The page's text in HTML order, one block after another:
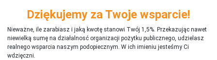
Dziękujemy za Twoje wsparcie!
Nieważne, ile zarabiasz i jaką kwotę stanowi Twój 1,5%. Przekazując nawet
niewielką sumę na działalnosć organizacji pożytku publicznego, udzielasz
realnego wsparcia naszym podopiecznym. W ich imieniu jesteśmy Ci
wdzięczni.